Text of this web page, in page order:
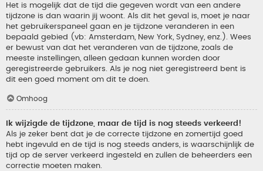
Het is mogelijk dat de tijd die gegeven wordt van een andere
tijdzone is dan waarin jij woont. Als dit het geval is, moet je naar
het gebruikerspaneel gaan en je tijdzone veranderen in een
bepaald gebied (vb: Amsterdam, New York, Sydney, enz.). Wees
er bewust van dat het veranderen van de tijdzone, zoals de
meeste instellingen, alleen gedaan kunnen worden door
geregistreerde gebruikers. Als je nog niet geregistreerd bent is
dit een goed moment om dit te doen.
Omhoog
Ik wijzigde de tijdzone, maar de tijd is nog steeds verkeerd!
Als je zeker bent dat je de correcte tijdzone en zomertijd goed
hebt ingevuld en de tijd is nog steeds anders, is waarschijnlijk de
tijd op de server verkeerd ingesteld en zullen de beheerders een
correctie moeten maken.